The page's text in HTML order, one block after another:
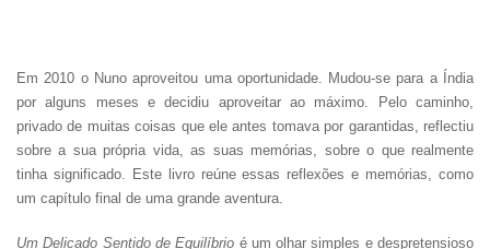
Em 2010 o Nuno aproveitou uma oportunidade. Mudou-se para a Índia
por alguns meses e decidiu aproveitar ao máximo. Pelo caminho,
privado de muitas coisas que ele antes tomava por garantidas, reflectiu
sobre a sua própria vida, as suas memórias, sobre o que realmente
tinha significado. Este livro reúne essas reflexões e memórias, como
um capítulo final de uma grande aventura.
Um Delicado Sentido de Equilíbrio é um olhar simples e despretensioso